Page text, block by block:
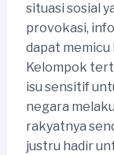
situasi sosial
provokasi,
dapat
Kelompok
isu sensitif
negara
rakyatnya
justru hadir